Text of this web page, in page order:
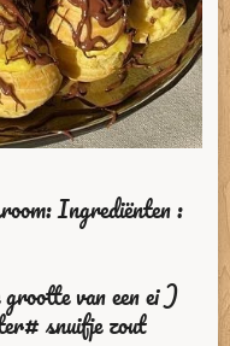
Ingrediënten :
van een ei )
snuifje zout